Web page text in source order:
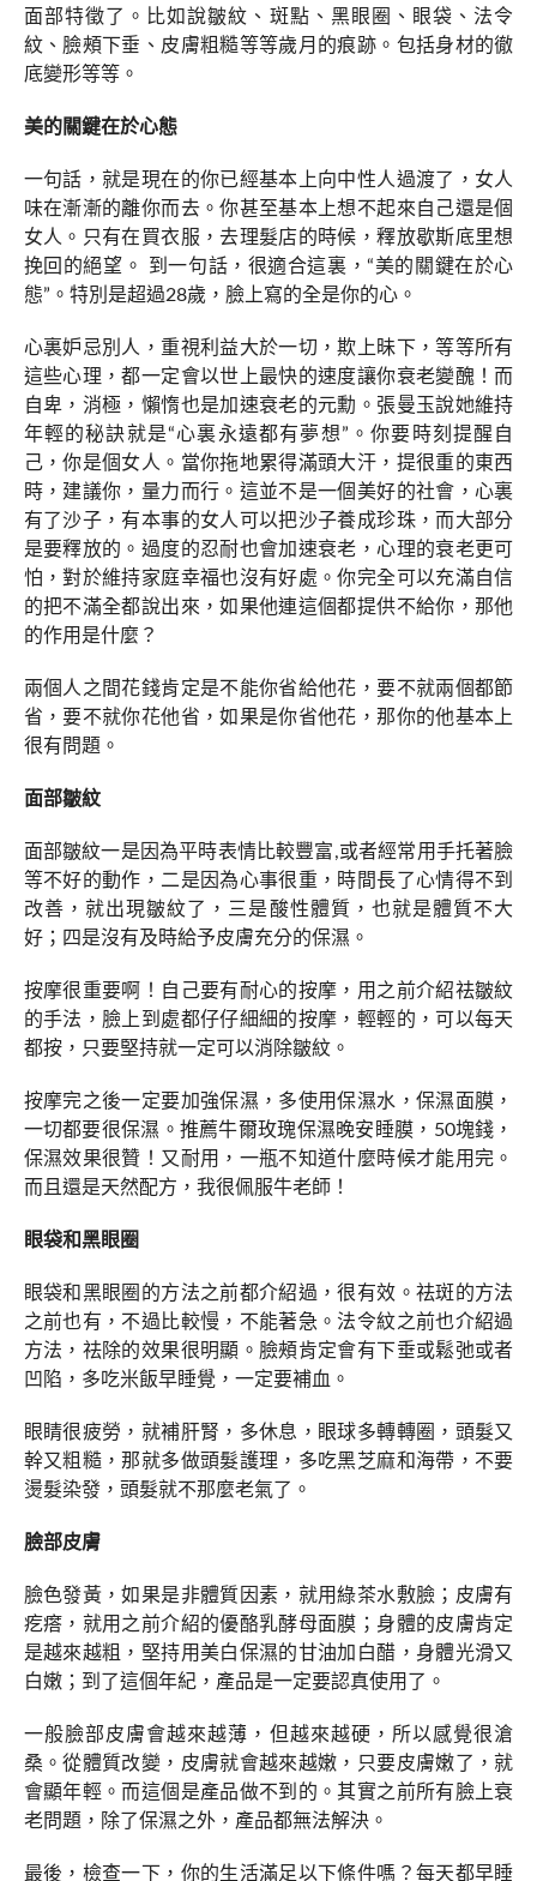
面部特徵了。比如說皺紋、斑點、黑眼圈、眼袋、法令
紋、臉頰下垂、皮膚粗糙等等歲月的痕跡。包括身材的徹
底變形等等。
美的關鍵在於心態
一句話，就是現在的你已經基本上向中性人過渡了，女人
味在漸漸的離你而去。你甚至基本上想不起來自己還是個
女人。只有在買衣服，去理髮店的時候，釋放歇斯底里想
挽回的絕望。 到一句話，很適合這裏，“美的關鍵在於心
態”。特別是超過28歲，臉上寫的全是你的心。
心裏妒忌別人，重視利益大於一切，欺上昧下，等等所有
這些心理，都一定會以世上最快的速度讓你衰老變醜！而
自卑，消極，懶惰也是加速衰老的元勳。張曼玉說她維持
年輕的秘訣就是“心裏永遠都有夢想”。你要時刻提醒自
己，你是個女人。當你拖地累得滿頭大汗，提很重的東西
時，建議你，量力而行。這並不是一個美好的社會，心裏
有了沙子，有本事的女人可以把沙子養成珍珠，而大部分
是要釋放的。過度的忍耐也會加速衰老，心理的衰老更可
怕，對於維持家庭幸福也沒有好處。你完全可以充滿自信
的把不滿全都說出來，如果他連這個都提供不給你，那他
的作用是什麼？
兩個人之間花錢肯定是不能你省給他花，要不就兩個都節
省，要不就你花他省，如果是你省他花，那你的他基本上
很有問題。
面部皺紋
面部皺紋一是因為平時表情比較豐富,或者經常用手托著臉
等不好的動作，二是因為心事很重，時間長了心情得不到
改善，就出現皺紋了，三是酸性體質，也就是體質不大
好；四是沒有及時給予皮膚充分的保濕。
按摩很重要啊！自己要有耐心的按摩，用之前介紹祛皺紋
的手法，臉上到處都仔仔細細的按摩，輕輕的，可以每天
都按，只要堅持就一定可以消除皺紋。
按摩完之後一定要加強保濕，多使用保濕水，保濕面膜，
一切都要很保濕。推薦牛爾玫瑰保濕晚安睡膜，50塊錢，
保濕效果很贊！又耐用，一瓶不知道什麼時候才能用完。
而且還是天然配方，我很佩服牛老師！
眼袋和黑眼圈
眼袋和黑眼圈的方法之前都介紹過，很有效。祛斑的方法
之前也有，不過比較慢，不能著急。法令紋之前也介紹過
方法，祛除的效果很明顯。臉頰肯定會有下垂或鬆弛或者
凹陷，多吃米飯早睡覺，一定要補血。
眼睛很疲勞，就補肝腎，多休息，眼球多轉轉圈，頭髮又
幹又粗糙，那就多做頭髮護理，多吃黑芝麻和海帶，不要
燙髮染發，頭髮就不那麼老氣了。
臉部皮膚
臉色發黃，如果是非體質因素，就用綠茶水敷臉；皮膚有
疙瘩，就用之前介紹的優酪乳酵母面膜；身體的皮膚肯定
是越來越粗，堅持用美白保濕的甘油加白醋，身體光滑又
白嫩；到了這個年紀，產品是一定要認真使用了。
一般臉部皮膚會越來越薄，但越來越硬，所以感覺很滄
桑。從體質改變，皮膚就會越來越嫩，只要皮膚嫩了，就
會顯年輕。而這個是產品做不到的。其實之前所有臉上衰
老問題，除了保濕之外，產品都無法解決。
最後，檢查一下，你的生活滿足以下條件嗎？每天都早睡